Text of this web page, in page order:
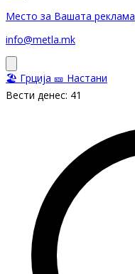
Место за Вашата реклама
info@metla.mk
🏖️ Грција 🎫 Настани
Вести денес: 41